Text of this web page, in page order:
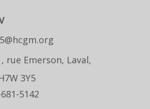
rue Emerson, Laval,
3Y5
5142